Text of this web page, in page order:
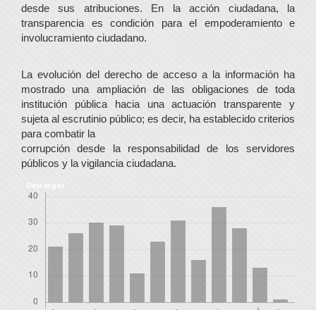
desde sus atribuciones. En la acción ciudadana, la
transparencia es condición para el empoderamiento e
involucramiento ciudadano.
La evolución del derecho de acceso a la información ha
mostrado una ampliación de las obligaciones de toda
institución pública hacia una actuación transparente y
sujeta al escrutinio público; es decir, ha establecido criterios
para combatir la
corrupción desde la responsabilidad de los servidores
públicos y la vigilancia ciudadana.
Descargas